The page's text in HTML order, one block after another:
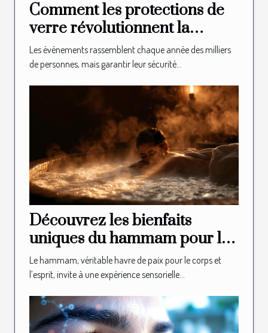
Comment les protections de
verre révolutionnent la
sécurité des événements ?
Les événements rassemblent chaque année des milliers
de personnes, mais garantir leur sécurité...
Découvrez les bienfaits
uniques du hammam pour la
relaxation
Le hammam, véritable havre de paix pour le corps et
l’esprit, invite à une expérience sensorielle...